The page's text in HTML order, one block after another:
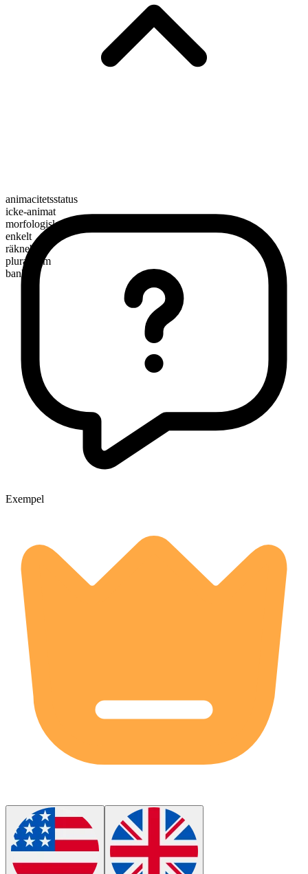
animacitetsstatus
icke-animat
morfologisk sammansättning
enkelt
räknebart
pluralform
banks
Exempel